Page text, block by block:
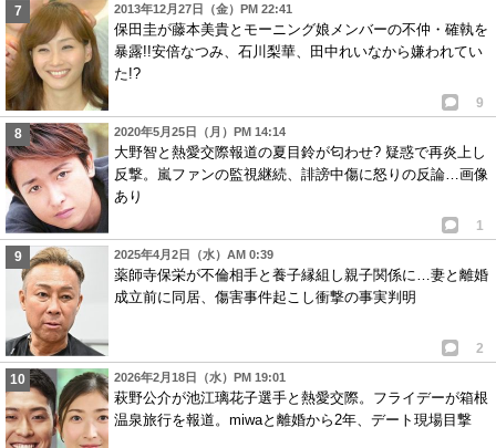
2013年12月27日（金）PM 22:41
保田圭が藤本美貴とモーニング娘メンバーの不仲・確執を
暴露!!安倍なつみ、石川梨華、田中れいなから嫌われてい
た!?
9
2020年5月25日（月）PM 14:14
大野智と熱愛交際報道の夏目鈴が匂わせ? 疑惑で再炎上し
反撃。嵐ファンの監視継続、誹謗中傷に怒りの反論…画像
あり
1
2025年4月2日（水）AM 0:39
薬師寺保栄が不倫相手と養子縁組し親子関係に…妻と離婚
成立前に同居、傷害事件起こし衝撃の事実判明
2
2026年2月18日（水）PM 19:01
萩野公介が池江璃花子選手と熱愛交際。フライデーが箱根
温泉旅行を報道。miwaと離婚から2年、デート現場目撃